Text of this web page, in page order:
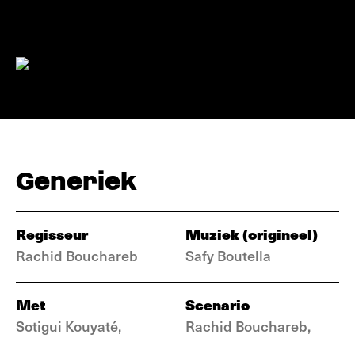
Generiek
Regisseur
Rachid Bouchareb
Muziek (origineel)
Safy Boutella
Met
Sotigui Kouyaté,
Scenario
Rachid Bouchareb,